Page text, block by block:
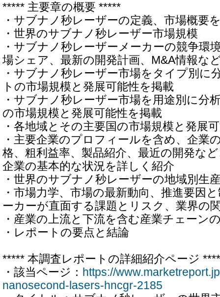
***** 主要章の概要 *****
・サブナノ秒レーザーの定義、市場概要
・世界のサブナノ秒レーザー市場規模
・サブナノ秒レーザーメーカーの競争環
場シェア、最新の開発計画、M&A情報な
・サブナノ秒レーザー市場をタイプ別に
トの市場規模と発展可能性を掲載
・サブナノ秒レーザー市場を用途別に分
の市場規模と発展可能性を掲載
・各地域とその主要国の市場規模と発展
・主要企業のプロフィールを含め、企業
格、粗利益率、製品紹介、最近の開発な
企業の基本的な状況を詳しく紹介
・世界のサブナノ秒レーザーの地域別生
・市場力学、市場の最新動向、推進要因
ーカーが直面する課題とリスク、業界の
・産業の上流と下流を含む産業チェーン
・レポートの要点と結論
***** 本調査レポートの詳細紹介ページ
・該当ページ： https://
nanosecond-lasers-hncgr-2185